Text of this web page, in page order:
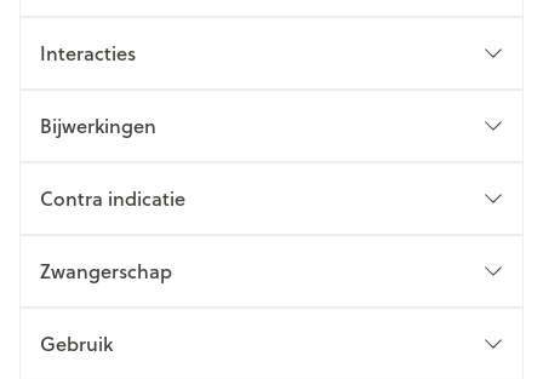
Interacties
Bijwerkingen
Contra indicatie
Zwangerschap
Gebruik